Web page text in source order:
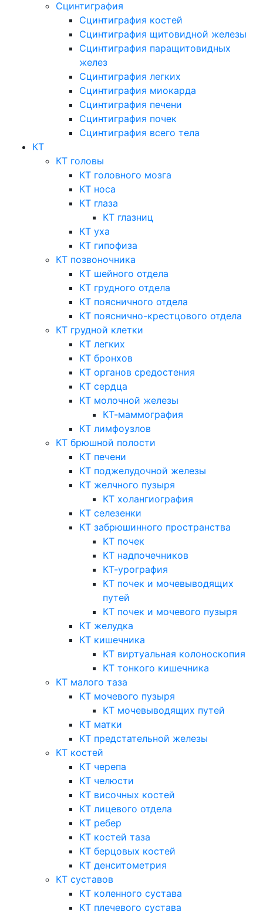
Сцинтиграфия
Сцинтиграфия костей
Сцинтиграфия щитовидной железы
Сцинтиграфия паращитовидных
желез
Сцинтиграфия легких
Сцинтиграфия миокарда
Сцинтиграфия печени
Сцинтиграфия почек
Сцинтиграфия всего тела
КТ
КТ головы
КТ головного мозга
КТ носа
КТ глаза
КТ глазниц
КТ уха
КТ гипофиза
КТ позвоночника
КТ шейного отдела
КТ грудного отдела
КТ поясничного отдела
КТ пояснично-крестцового отдела
КТ грудной клетки
КТ легких
КТ бронхов
КТ органов средостения
КТ сердца
КТ молочной железы
КТ-маммография
КТ лимфоузлов
КТ брюшной полости
КТ печени
КТ поджелудочной железы
КТ желчного пузыря
КТ холангиография
КТ селезенки
КТ забрюшинного пространства
КТ почек
КТ надпочечников
КТ-урография
КТ почек и мочевыводящих
путей
КТ почек и мочевого пузыря
КТ желудка
КТ кишечника
КТ виртуальная колоноскопия
КТ тонкого кишечника
КТ малого таза
КТ мочевого пузыря
КТ мочевыводящих путей
КТ матки
КТ предстательной железы
КТ костей
КТ черепа
КТ челюсти
КТ височных костей
КТ лицевого отдела
КТ ребер
КТ костей таза
КТ берцовых костей
КТ денситометрия
КТ суставов
КТ коленного сустава
КТ плечевого сустава